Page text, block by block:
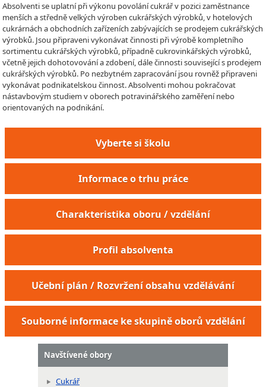
Absolventi se uplatní při výkonu povolání cukrář v pozici zaměstnance
menších a středně velkých výroben cukrářských výrobků, v hotelových
cukrárnách a obchodních zařízeních zabývajících se prodejem cukrářských
výrobků. Jsou připraveni vykonávat činnosti při výrobě kompletního
sortimentu cukrářských výrobků, případně cukrovinkářských výrobků,
včetně jejich dohotovování a zdobení, dále činnosti související s prodejem
cukrářských výrobků. Po nezbytném zapracování jsou rovněž připraveni
vykonávat podnikatelskou činnost. Absolventi mohou pokračovat
nástavbovým studiem v oborech potravinářského zaměření nebo
orientovaných na podnikání.
Vyberte si školu
Informace o trhu práce
Charakteristika oboru / vzdělání
Profil absolventa
Učební plán / Rozvržení obsahu vzdělávání
Souborné informace ke skupině oborů vzdělání
Navštívené obory
Cukrář
Pracovník výroby restauračních moučníků
Pracovník výroby zákusků a dortů